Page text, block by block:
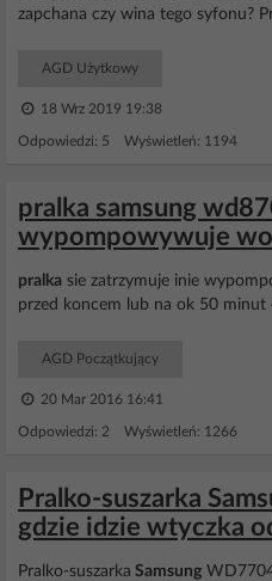
zapchana czy wina tego syfonu?
AGD Użytkowy
18 Wrz 2019 19:38
Odpowiedzi: 5 Wyświetleń: 1194
pralka samsung
wypompowywuje
pralka sie zatrzymuje inie
przed koncem lub na ok 50 minut
AGD Początkujący
20 Mar 2016 16:41
Odpowiedzi: 2 Wyświetleń: 1266
Pralko-suszarka
gdzie idzie wtyczka
Pralko-suszarka Samsung